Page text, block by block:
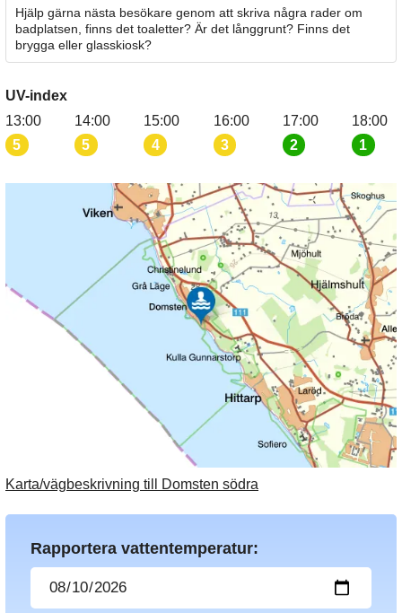
Hjälp gärna nästa besökare genom att skriva några rader om
badplatsen, finns det toaletter? Är det långgrunt? Finns det
brygga eller glasskiosk?
UV-index
13:00
5
14:00
5
15:00
4
16:00
3
17:00
2
18:00
1
Karta/vägbeskrivning till Domsten södra
Rapportera vattentemperatur: